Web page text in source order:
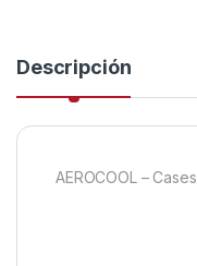
Descripción
AEROCOOL – Cases